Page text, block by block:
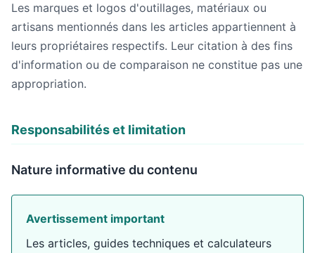
Les marques et logos d'outillages, matériaux ou
artisans mentionnés dans les articles appartiennent à
leurs propriétaires respectifs. Leur citation à des fins
d'information ou de comparaison ne constitue pas une
appropriation.
Responsabilités et limitation
Nature informative du contenu
Avertissement important
Les articles, guides techniques et calculateurs